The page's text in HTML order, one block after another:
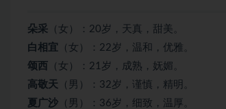
朵采 （女）：20岁，天真，甜美。
白相宜 （女）：22岁，温和，优雅。
颂西
（女）：21岁，成熟，妩媚。
高敬天 （男）：32岁，谨慎，精明。
夏广沙 （男）：36岁，细致，温厚。